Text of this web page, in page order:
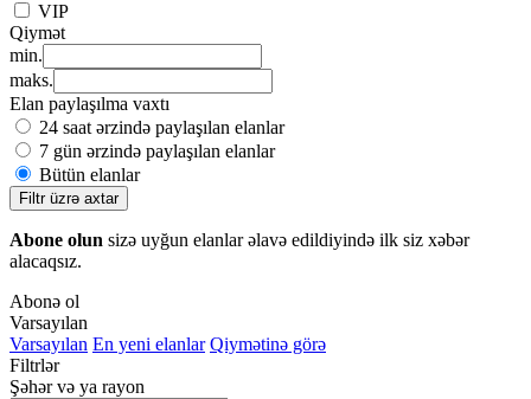
VIP
Qiymət
min.
maks.
Elan paylaşılma vaxtı
24 saat ərzində paylaşılan elanlar
7 gün ərzində paylaşılan elanlar
Bütün elanlar
Filtr üzrə axtar
Abone olun sizə uyğun elanlar əlavə edildiyində ilk siz xəbər
alacaqsız.
Abonə ol
Varsayılan
Varsayılan En yeni elanlar Qiymətinə görə
Filtrlər
Şəhər və ya rayon